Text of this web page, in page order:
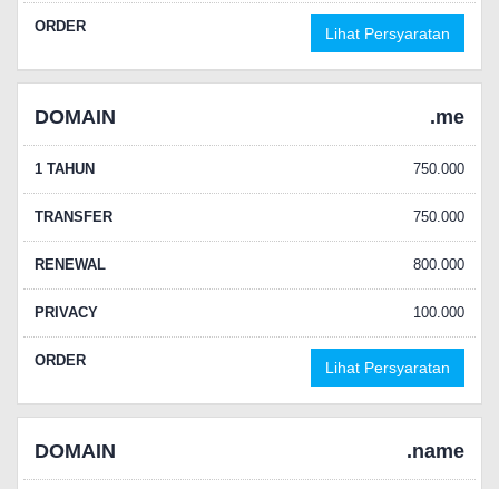
ORDER Lihat Persyaratan
DOMAIN .me
1 TAHUN 750.000
TRANSFER 750.000
RENEWAL 800.000
PRIVACY 100.000
ORDER Lihat Persyaratan
DOMAIN .name